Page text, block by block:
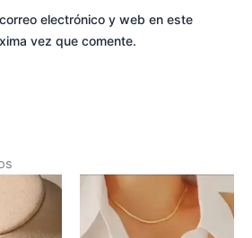
electrónico y web en este
vez que comente.